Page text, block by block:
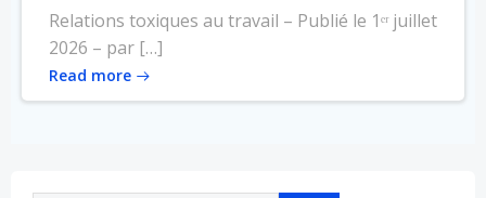
Relations toxiques au travail – Publié le 1ᵉʳ juillet
2026 – par […]
Read more